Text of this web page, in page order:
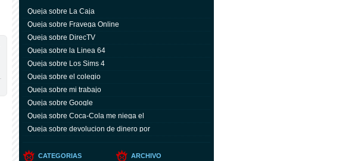
Queja sobre La Caja
Queja sobre Fravega Online
Queja sobre DirecTV
Queja sobre la Linea 64
Queja sobre Los Sims 4
Queja sobre el colegio
Queja sobre mi trabajo
Queja sobre Google
Queja sobre Coca-Cola me niega el
servicio y facturas
Queja sobre devolucion de dinero por
CATEGORIAS ARCHIVO